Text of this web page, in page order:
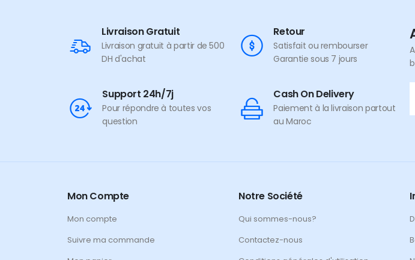
Livraison Gratuit
Livraison gratuit à partir de 500
DH d'achat
Retour
Satisfait ou rembourser
Garantie sous 7 jours
Support 24h/7j
Pour répondre à toutes vos
question
Cash On Delivery
Paiement à la livraison partout
au Maroc
Mon Compte
Mon compte
Suivre ma commande
Notre Société
Qui sommes-nous?
Contactez-nous